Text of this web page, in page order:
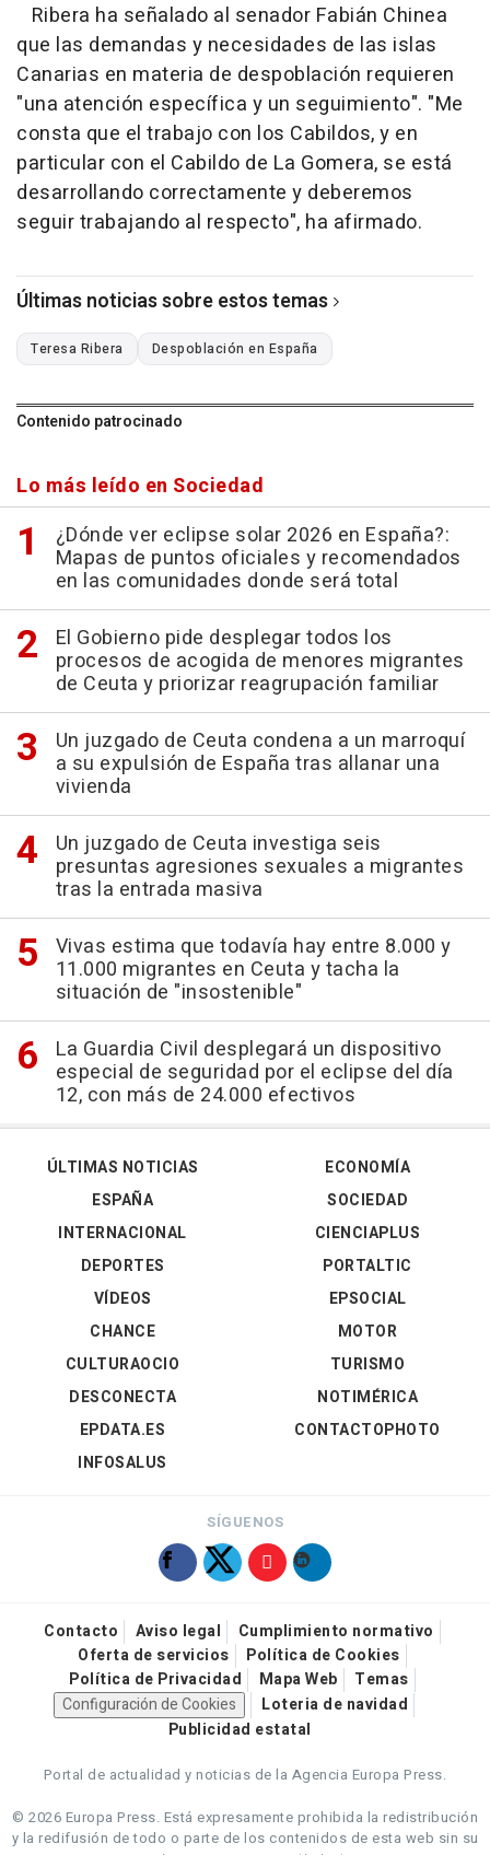
Ribera ha señalado al senador Fabián Chinea
que las demandas y necesidades de las islas
Canarias en materia de despoblación requieren
"una atención específica y un seguimiento". "Me
consta que el trabajo con los Cabildos, y en
particular con el Cabildo de La Gomera, se está
desarrollando correctamente y deberemos
seguir trabajando al respecto", ha afirmado.
Últimas noticias sobre estos temas
Teresa Ribera Despoblación en España
Contenido patrocinado
Lo más leído en Sociedad
¿Dónde ver eclipse solar 2026 en España?:
Mapas de puntos oficiales y recomendados
en las comunidades donde será total
El Gobierno pide desplegar todos los
procesos de acogida de menores migrantes
de Ceuta y priorizar reagrupación familiar
Un juzgado de Ceuta condena a un marroquí
a su expulsión de España tras allanar una
vivienda
Un juzgado de Ceuta investiga seis
presuntas agresiones sexuales a migrantes
tras la entrada masiva
Vivas estima que todavía hay entre 8.000 y
11.000 migrantes en Ceuta y tacha la
situación de "insostenible"
La Guardia Civil desplegará un dispositivo
especial de seguridad por el eclipse del día
12, con más de 24.000 efectivos
ÚLTIMAS NOTICIAS
ESPAÑA
INTERNACIONAL
DEPORTES
VÍDEOS
ECONOMÍA
SOCIEDAD
CIENCIAPLUS
PORTALTIC
EPSOCIAL
CHANCE
CULTURAOCIO
DESCONECTA
EPDATA.ES
INFOSALUS
MOTOR
TURISMO
NOTIMÉRICA
CONTACTOPHOTO
SÍGUENOS
Contacto Aviso legal
Cumplimiento normativo
Oferta de servicios
Política de Cookies
Política de Privacidad
Mapa Web
Temas
Configuración de Cookies
Loteria de navidad
Publicidad estatal
Portal de actualidad y noticias de la Agencia Europa Press.
© 2026 Europa Press. Está expresamente prohibida la redistribución
y la redifusión de todo o parte de los contenidos de esta web sin su